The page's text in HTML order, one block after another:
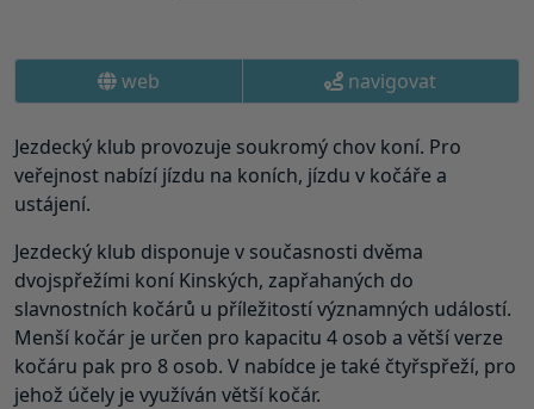
web navigovat
Jezdecký klub provozuje soukromý chov koní. Pro
veřejnost nabízí jízdu na koních, jízdu v kočáře a
ustájení.
Jezdecký klub disponuje v současnosti dvěma
dvojspřežími koní Kinských, zapřahaných do
slavnostních kočárů u příležitostí významných událostí.
Menší kočár je určen pro kapacitu 4 osob a větší verze
kočáru pak pro 8 osob. V nabídce je také čtyřspřeží, pro
jehož účely je využíván větší kočár.